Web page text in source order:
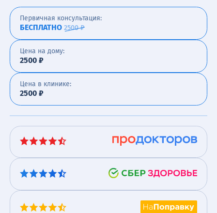
Первичная консультация:
БЕСПЛАТНО 2500 ₽
Цена на дому:
2500 ₽
Цена в клинике:
2500 ₽